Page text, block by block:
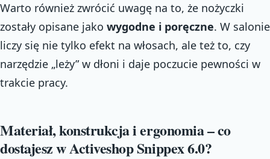
Warto również zwrócić uwagę na to, że nożyczki
zostały opisane jako wygodne i poręczne. W salonie
liczy się nie tylko efekt na włosach, ale też to, czy
narzędzie „leży” w dłoni i daje poczucie pewności w
trakcie pracy.
Materiał, konstrukcja i ergonomia – co
dostajesz w Activeshop Snippex 6.0?